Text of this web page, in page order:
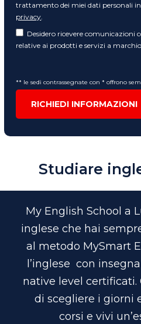
trattamento dei miei dati personali
privacy.
Desidero ricevere comunicazioni
relative ai prodotti e servizi a
** le sedi contrassegnate con * offrono
RICHIEDI INFORMAZIONI
Studiare
My English School a
inglese che hai
al metodo MySmart
l’inglese con
native level certificati.
di scegliere i giorni
corsi e vivi